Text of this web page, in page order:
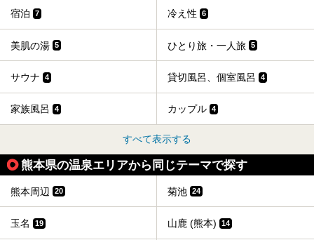
宿泊 7 冷え性 6
美肌の湯 5 ひとり旅・一人旅 5
サウナ 4 貸切風呂、個室風呂 4
家族風呂 4 カップル 4
すべて表示する
熊本県の温泉エリアから同じテーマで探す
熊本周辺 20 菊池 24
玉名 19 山鹿 (熊本) 14